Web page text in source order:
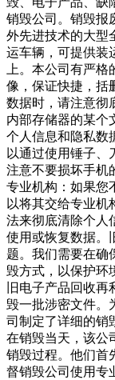
销毁公司。销毁报
外先进技术的大型
运车辆，可提供装
上。本公司有严格
像，保证快捷，括
数据时，请注意彻
内部存储器的某个
个人信息和隐私数
以通过使用锤子、
注意不要损坏手机
专业机构：如果您
以将其交给专业机
法来彻底清除个人
使用或恢复数据。
题。我们需要在确
毁方式，以保护环
旧电子产品回收
毁一批涉密文件。
司制定了详细的销
在销毁当天，该公
销毁过程。他们首
督销毁公司使用专